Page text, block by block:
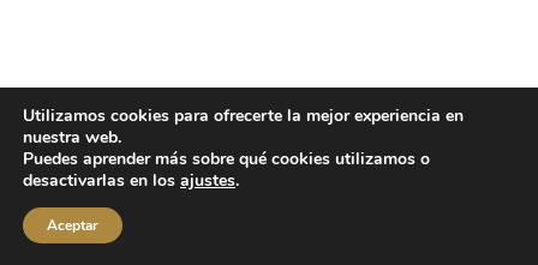
Utilizamos cookies para ofrecerte la mejor experiencia en
nuestra web.
Puedes aprender más sobre qué cookies utilizamos o
desactivarlas en los ajustes.
Aceptar